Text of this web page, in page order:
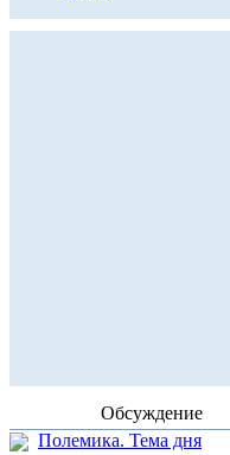
Обсуждение
Полемика. Тема дня